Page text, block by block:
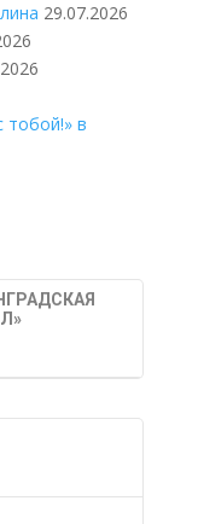
29.07.2026
тобой!» в